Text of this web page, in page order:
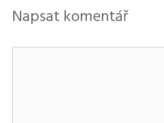
c
Napsat komentář